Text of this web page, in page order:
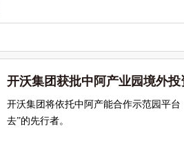
开沃集团获批中阿产业园境外投
开沃集团将依托中阿产能合作示范园平台
去”的先行者。